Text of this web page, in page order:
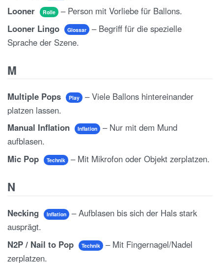
Looner
Rolle – Person mit Vorliebe für Ballons.
Looner Lingo
Glossar – Begriff für die spezielle
Sprache der Szene.
M
Multiple Pops Play – Viele Ballons hintereinander
platzen lassen.
Manual Inflation
Inflation – Nur mit dem Mund
aufblasen.
Mic Pop
Technik – Mit Mikrofon oder Objekt zerplatzen.
N
Necking Inflation – Aufblasen bis sich der Hals stark
ausprägt.
N2P / Nail to Pop
Technik – Mit Fingernagel/Nadel
zerplatzen.